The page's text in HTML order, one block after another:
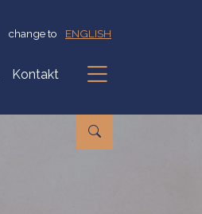
change to ENGLISH
Kontakt
Podmenu